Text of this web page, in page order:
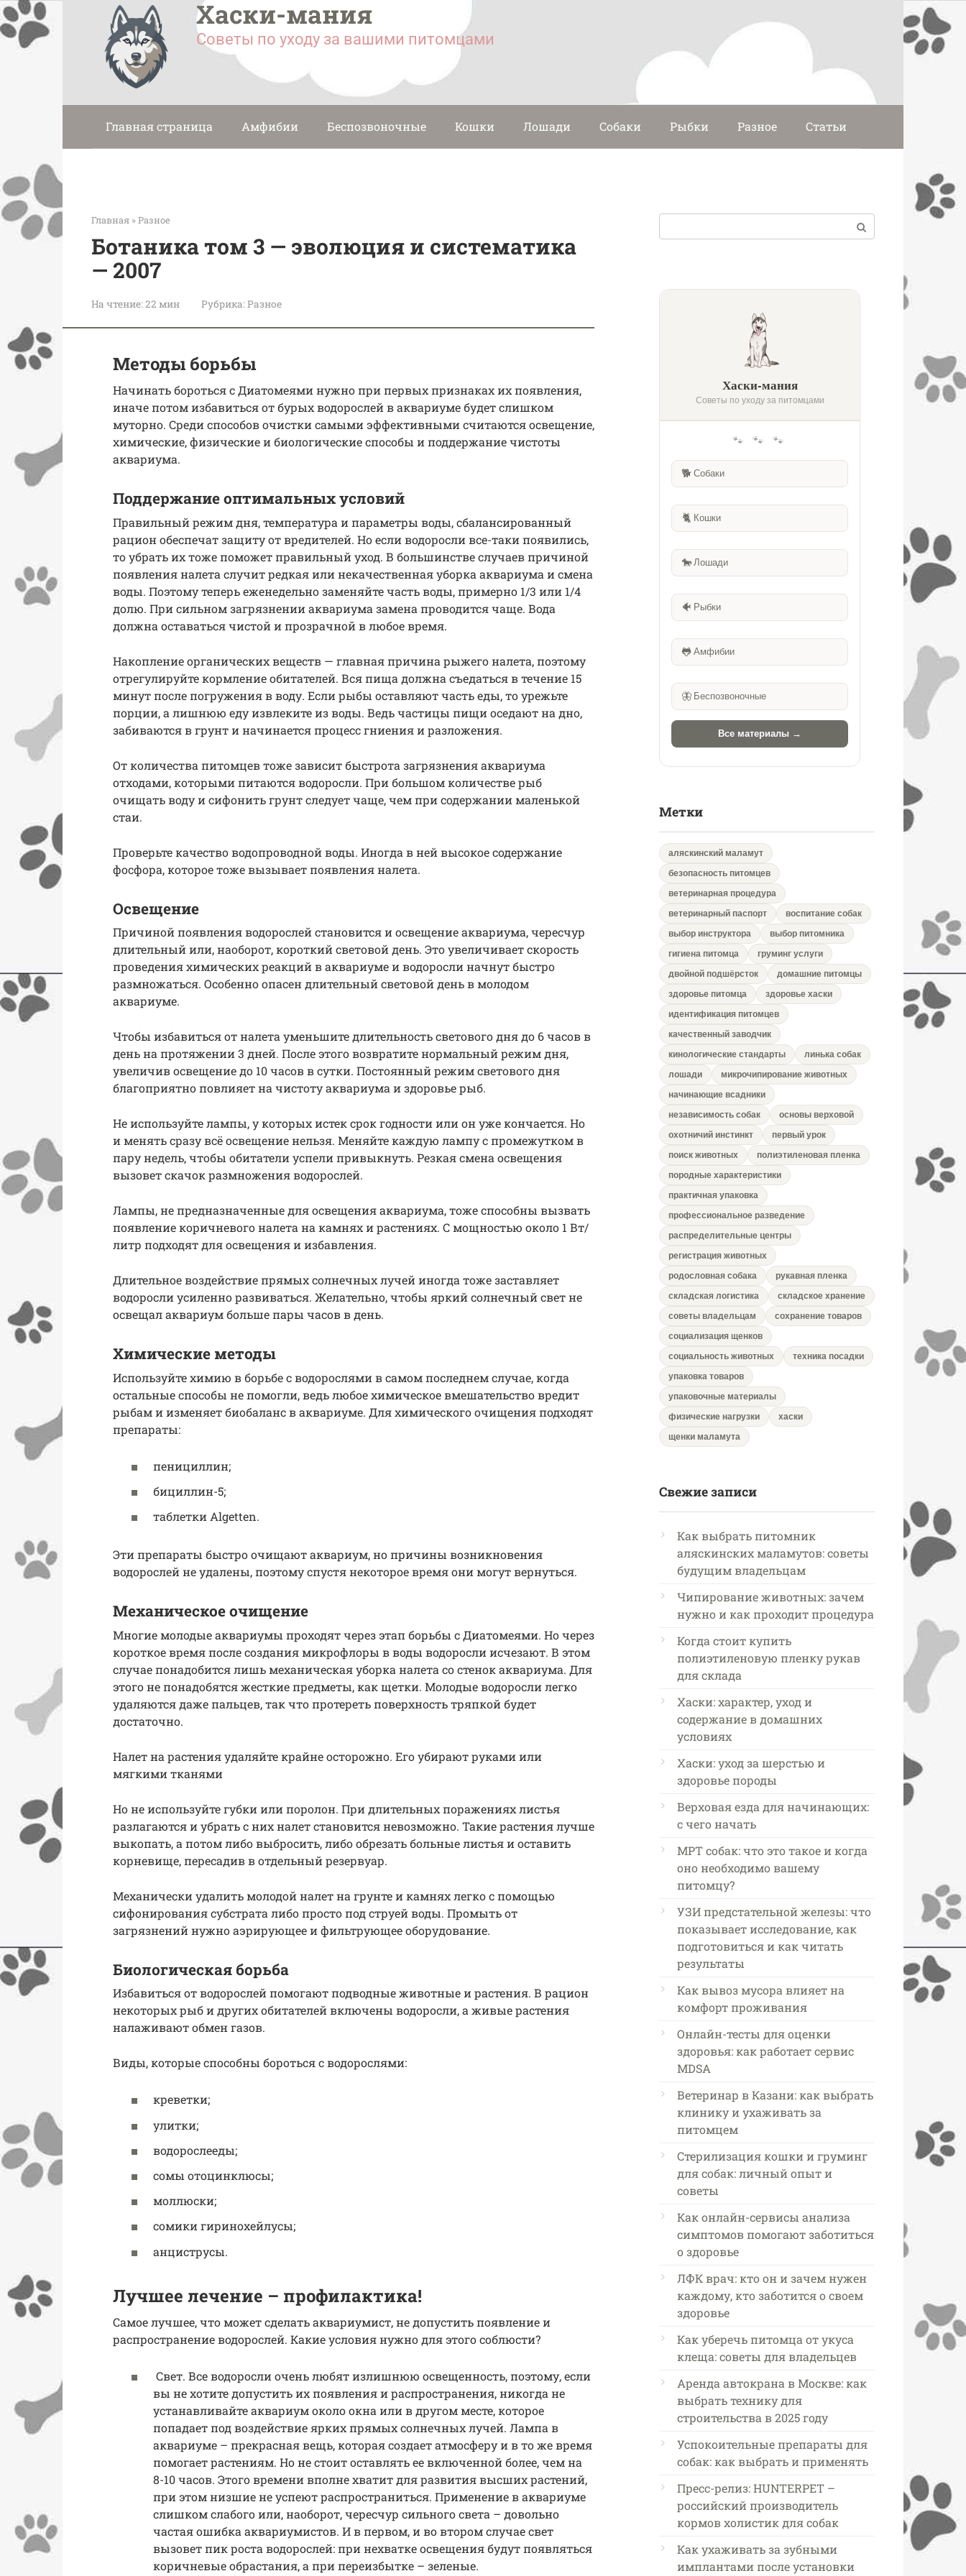
Перейти
к
контенту
Хаски-мания
Советы по уходу за вашими питомцами
Главная страница Амфибии Беспозвоночные Кошки Лошади Собаки Рыбки Разное Статьи
Главная »Разное
Ботаника том 3 — эволюция и систематика
— 2007
На чтение:22 мин Рубрика:Разное
Методы борьбы
Начинать бороться с Диатомеями нужно при первых признаках их появления,
иначе потом избавиться от бурых водорослей в аквариуме будет слишком
муторно. Среди способов очистки самыми эффективными считаются освещение,
химические, физические и биологические способы и поддержание чистоты
аквариума.
Поддержание оптимальных условий
Правильный режим дня, температура и параметры воды, сбалансированный
рацион обеспечат защиту от вредителей. Но если водоросли все-таки появились,
то убрать их тоже поможет правильный уход. В большинстве случаев причиной
появления налета случит редкая или некачественная уборка аквариума и смена
воды. Поэтому теперь еженедельно заменяйте часть воды, примерно 1/3 или 1/4
долю. При сильном загрязнении аквариума замена проводится чаще. Вода
должна оставаться чистой и прозрачной в любое время.
Накопление органических веществ — главная причина рыжего налета, поэтому
отрегулируйте кормление обитателей. Вся пища должна съедаться в течение 15
минут после погружения в воду. Если рыбы оставляют часть еды, то урежьте
порции, а лишнюю еду извлеките из воды. Ведь частицы пищи оседают на дно,
забиваются в грунт и начинается процесс гниения и разложения.
От количества питомцев тоже зависит быстрота загрязнения аквариума
отходами, которыми питаются водоросли. При большом количестве рыб
очищать воду и сифонить грунт следует чаще, чем при содержании маленькой
стаи.
Проверьте качество водопроводной воды. Иногда в ней высокое содержание
фосфора, которое тоже вызывает появления налета.
Освещение
Причиной появления водорослей становится и освещение аквариума, чересчур
длительный или, наоборот, короткий световой день. Это увеличивает скорость
проведения химических реакций в аквариуме и водоросли начнут быстро
размножаться. Особенно опасен длительный световой день в молодом
аквариуме.
Чтобы избавиться от налета уменьшите длительность светового дня до 6 часов в
день на протяжении 3 дней. После этого возвратите нормальный режим дня,
увеличив освещение до 10 часов в сутки. Постоянный режим светового дня
благоприятно повлияет на чистоту аквариума и здоровье рыб.
Не используйте лампы, у которых истек срок годности или он уже кончается. Но
и менять сразу всё освещение нельзя. Меняйте каждую лампу с промежутком в
пару недель, чтобы обитатели успели привыкнуть. Резкая смена освещения
вызовет скачок размножения водорослей.
Лампы, не предназначенные для освещения аквариума, тоже способны вызвать
появление коричневого налета на камнях и растениях. С мощностью около 1 Вт/
литр подходят для освещения и избавления.
Длительное воздействие прямых солнечных лучей иногда тоже заставляет
водоросли усиленно развиваться. Желательно, чтобы яркий солнечный свет не
освещал аквариум больше пары часов в день.
Химические методы
Используйте химию в борьбе с водорослями в самом последнем случае, когда
остальные способы не помогли, ведь любое химическое вмешательство вредит
рыбам и изменяет биобаланс в аквариуме. Для химического очищения подходят
препараты:
пенициллин;
бициллин-5;
таблетки Algetten.
Эти препараты быстро очищают аквариум, но причины возникновения
водорослей не удалены, поэтому спустя некоторое время они могут вернуться.
Механическое очищение
Многие молодые аквариумы проходят через этап борьбы с Диатомеями. Но через
короткое время после создания микрофлоры в воды водоросли исчезают. В этом
случае понадобится лишь механическая уборка налета со стенок аквариума. Для
этого не понадобятся жесткие предметы, как щетки. Молодые водоросли легко
удаляются даже пальцев, так что протереть поверхность тряпкой будет
достаточно.
Налет на растения удаляйте крайне осторожно. Его убирают руками или
мягкими тканями
Но не используйте губки или поролон. При длительных поражениях листья
разлагаются и убрать с них налет становится невозможно. Такие растения лучше
выкопать, а потом либо выбросить, либо обрезать больные листья и оставить
корневище, пересадив в отдельный резервуар.
Механически удалить молодой налет на грунте и камнях легко с помощью
сифонирования субстрата либо просто под струей воды. Промыть от
загрязнений нужно аэрирующее и фильтрующее оборудование.
Биологическая борьба
Избавиться от водорослей помогают подводные животные и растения. В рацион
некоторых рыб и других обитателей включены водоросли, а живые растения
налаживают обмен газов.
Виды, которые способны бороться с водорослями:
креветки;
улитки;
водорослееды;
сомы отоцинклюсы;
моллюски;
сомики гиринохейлусы;
анциструсы.
Лучшее лечение – профилактика!
Самое лучшее, что может сделать аквариумист, не допустить появление и
распространение водорослей. Какие условия нужно для этого соблюсти?
Свет. Все водоросли очень любят излишнюю освещенность, поэтому, если
вы не хотите допустить их появления и распространения, никогда не
устанавливайте аквариум около окна или в другом месте, которое
попадает под воздействие ярких прямых солнечных лучей. Лампа в
аквариуме – прекрасная вещь, которая создает атмосферу и в то же время
помогает растениям. Но не стоит оставлять ее включенной более, чем на
8-10 часов. Этого времени вполне хватит для развития высших растений,
при этом низшие не успеют распространиться. Применение в аквариуме
слишком слабого или, наоборот, чересчур сильного света – довольно
частая ошибка аквариумистов. И в первом, и во втором случае свет
вызовет пик роста водорослей: при нехватке освещения будут появляться
коричневые обрастания, а при переизбытке – зеленые.
Хаски-мания
Советы по уходу за питомцами
🐾 🐾 🐾
🐕 Собаки
🐈 Кошки
🐎 Лошади
🐠 Рыбки
🐸 Амфибии
🦋 Беспозвоночные
Все материалы →
Метки
аляскинский маламут
безопасность питомцев
ветеринарная процедура
ветеринарный паспорт
воспитание собак
выбор инструктора
выбор питомника
гигиена питомца
груминг услуги
двойной подшёрсток
домашние питомцы
здоровье питомца
здоровье хаски
идентификация питомцев
качественный заводчик
кинологические стандарты
линька собак
лошади
микрочипирование животных
начинающие всадники
независимость собак
основы верховой
охотничий инстинкт
первый урок
поиск животных
полиэтиленовая пленка
породные характеристики
практичная упаковка
профессиональное разведение
распределительные центры
регистрация животных
родословная собака
рукавная пленка
складская логистика
складское хранение
советы владельцам
сохранение товаров
социализация щенков
социальность животных
техника посадки
упаковка товаров
упаковочные материалы
физические нагрузки
хаски
щенки маламута
Свежие записи
Как выбрать питомник
аляскинских маламутов: советы
будущим владельцам
Чипирование животных: зачем
нужно и как проходит процедура
Когда стоит купить
полиэтиленовую пленку рукав
для склада
Хаски: характер, уход и
содержание в домашних
условиях
Хаски: уход за шерстью и
здоровье породы
Верховая езда для начинающих:
с чего начать
МРТ собак: что это такое и когда
оно необходимо вашему
питомцу?
УЗИ предстательной железы: что
показывает исследование, как
подготовиться и как читать
результаты
Как вывоз мусора влияет на
комфорт проживания
Онлайн-тесты для оценки
здоровья: как работает сервис
MDSA
Ветеринар в Казани: как выбрать
клинику и ухаживать за
питомцем
Стерилизация кошки и груминг
для собак: личный опыт и
советы
Как онлайн-сервисы анализа
симптомов помогают заботиться
о здоровье
ЛФК врач: кто он и зачем нужен
каждому, кто заботится о своем
здоровье
Как уберечь питомца от укуса
клеща: советы для владельцев
Аренда автокрана в Москве: как
выбрать технику для
строительства в 2025 году
Успокоительные препараты для
собак: как выбрать и применять
Пресс-релиз: HUNTERPET –
российский производитель
кормов холистик для собак
Как ухаживать за зубными
имплантами после установки